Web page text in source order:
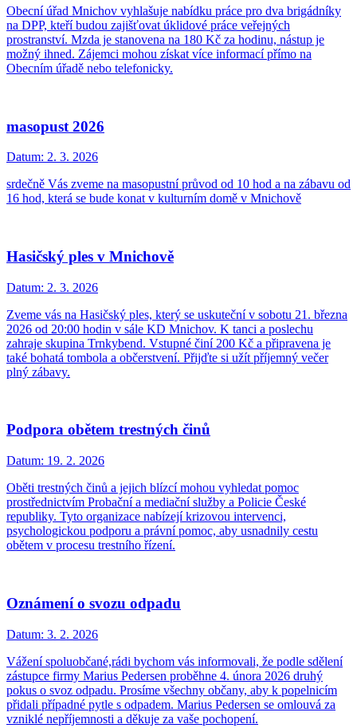
Obecní úřad Mnichov vyhlašuje nabídku práce pro dva brigádníky
na DPP, kteří budou zajišťovat úklidové práce veřejných
prostranství. Mzda je stanovena na 180 Kč za hodinu, nástup je
možný ihned. Zájemci mohou získat více informací přímo na
Obecním úřadě nebo telefonicky.
masopust 2026
Datum: 2. 3. 2026
srdečně Vás zveme na masopustní průvod od 10 hod a na zábavu od
16 hod, která se bude konat v kulturním domě v Mnichově
Hasičský ples v Mnichově
Datum: 2. 3. 2026
Zveme vás na Hasičský ples, který se uskuteční v sobotu 21. března
2026 od 20:00 hodin v sále KD Mnichov. K tanci a poslechu
zahraje skupina Trnkybend. Vstupné činí 200 Kč a připravena je
také bohatá tombola a občerstvení. Přijďte si užít příjemný večer
plný zábavy.
Podpora obětem trestných činů
Datum: 19. 2. 2026
Oběti trestných činů a jejich blízcí mohou vyhledat pomoc
prostřednictvím Probační a mediační služby a Policie České
republiky. Tyto organizace nabízejí krizovou intervenci,
psychologickou podporu a právní pomoc, aby usnadnily cestu
obětem v procesu trestního řízení.
Oznámení o svozu odpadu
Datum: 3. 2. 2026
Vážení spoluobčané,rádi bychom vás informovali, že podle sdělení
zástupce firmy Marius Pedersen proběhne 4. února 2026 druhý
pokus o svoz odpadu. Prosíme všechny občany, aby k popelnicím
přidali případné pytle s odpadem. Marius Pedersen se omlouvá za
vzniklé nepříjemnosti a děkuje za vaše pochopení.